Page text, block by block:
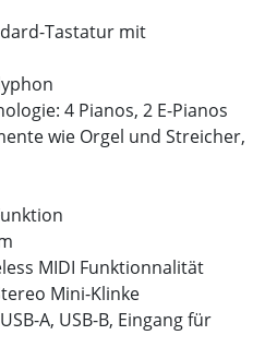
Tastatur mit
4 Pianos, 2 E-Pianos
wie Orgel und Streicher,
MIDI Funktionnalität
Mini-Klinke
A, USB-B, Eingang für